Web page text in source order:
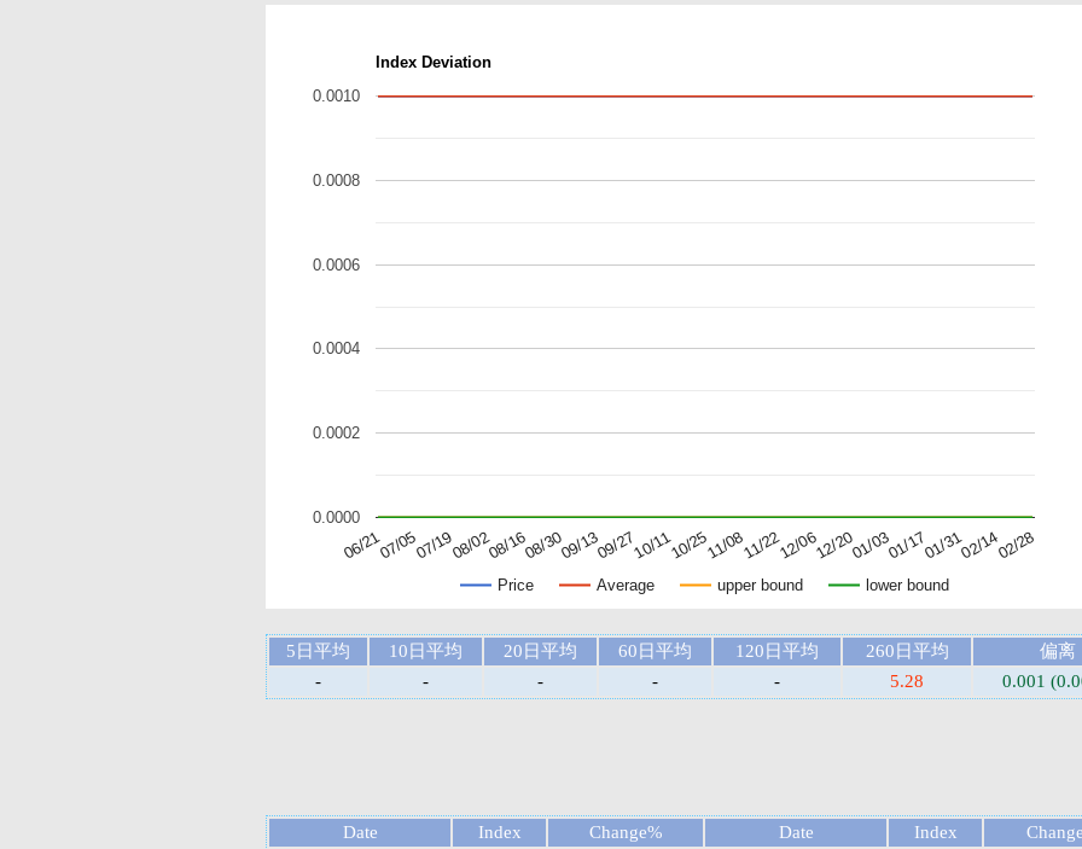
Index Deviation
Price Average upper bound lower bound
06/2107/0507/1908/0208/1608/3009/1309/2710/1110/2511/0811/2212/0612/2001/0301/1701/3102/1402/28
0.0000
0.0002
0.0004
0.0006
0.0008
0.0010
5日平均 10日平均 20日平均 60日平均 120日平均 260日平均
偏离
-
- - - - 5.28 0.001
Date Index Change% Date Index